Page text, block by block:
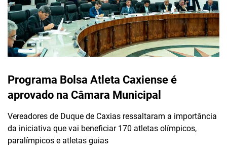
Programa Bolsa Atleta Caxiense é
aprovado na Câmara Municipal
Vereadores de Duque de Caxias ressaltaram a importância
da iniciativa que vai beneficiar 170 atletas olímpicos,
paralímpicos e atletas guias